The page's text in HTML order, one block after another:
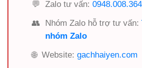
💬 Zalo tư vấn: 0948.008.364
👥
Nhóm Zalo hỗ trợ tư vấn:
nhóm Zalo
🌐 Website: gachhaiyen.com